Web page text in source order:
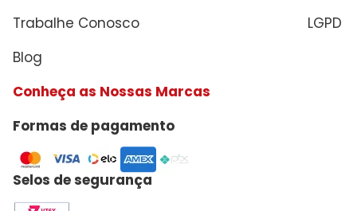
Trabalhe Conosco
Blog
Conheça as Nossas Marcas
LGPD
Formas de pagamento
Selos de segurança